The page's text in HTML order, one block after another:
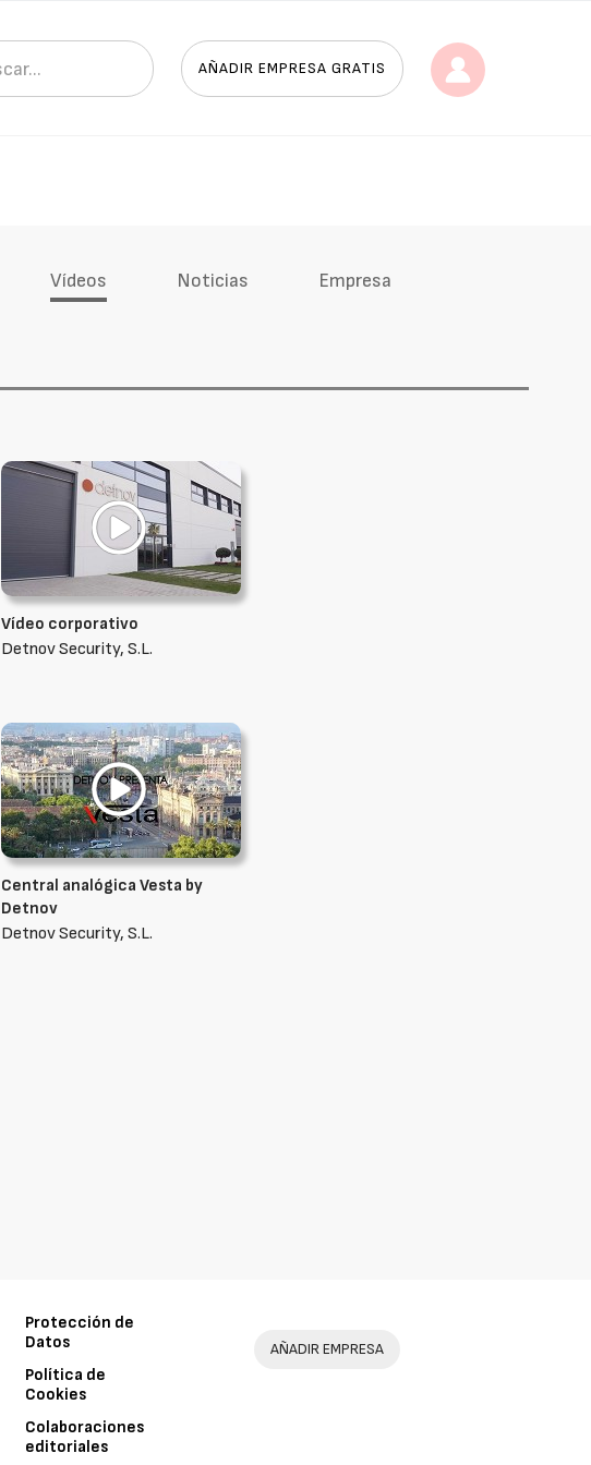
AÑADIR EMPRESA GRATIS
Vídeos Noticias Empresa
Vídeo corporativo
Detnov Security, S.L.
Central analógica Vesta by
Detnov
Detnov Security, S.L.
Protección de
Datos
Política de
Cookies
Colaboraciones
editoriales
AÑADIR EMPRESA